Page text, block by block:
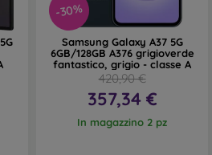
-30%
Samsung Galaxy A37 5G
6GB/128GB A376 grigioverde
fantastico, grigio - classe A
420,90 €
357,34 €
In magazzino 2 pz